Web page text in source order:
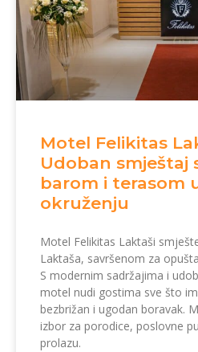
Motel Felikitas
Udoban smještaj
barom i terasom
okruženju
Motel Felikitas Laktaši
Laktaša, savršenom za
S modernim sadržajima i
motel nudi gostima sve što
bezbrižan i ugodan boravak.
izbor za porodice, poslovne
prolazu.